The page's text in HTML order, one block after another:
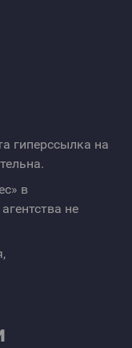
гиперссылка на
в
не